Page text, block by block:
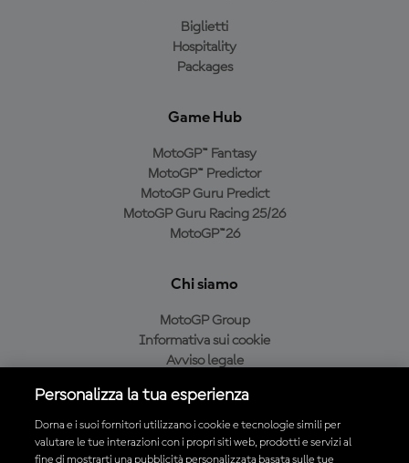
Biglietti
Hospitality
Packages
Game Hub
MotoGP™ Fantasy
MotoGP™ Predictor
MotoGP Guru Predict
MotoGP Guru Racing 25/26
MotoGP™26
Chi siamo
MotoGP Group
Informativa sui cookie
Avviso legale
Condizioni di acquisto
Personalizza la tua esperienza
Dorna e i suoi fornitori utilizzano i cookie e tecnologie simili per
valutare le tue interazioni con i propri siti web, prodotti e servizi al
fine di mostrarti una pubblicità personalizzata basata sulle tue